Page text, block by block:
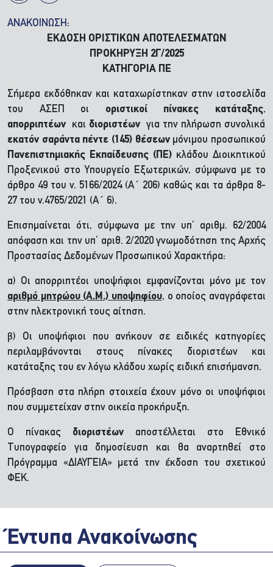
ΑΝΑΚΟΙΝΩΣΗ:
ΕΚΔΟΣΗ ΟΡΙΣΤΙΚΩΝ ΑΠΟΤΕΛΕΣΜΑΤΩΝ
ΠΡΟΚΗΡΥΞΗ 2Γ/2025
ΚΑΤΗΓΟΡΙΑ ΠΕ
Σήμερα εκδόθηκαν και καταχωρίστηκαν στην ιστοσελίδα
του ΑΣΕΠ οι οριστικοί πίνακες κατάταξης,
απορριπτέων και διοριστέων για την πλήρωση συνολικά
εκατόν σαράντα πέντε (145) θέσεωνμόνιμου προσωπικού
Πανεπιστημιακής Εκπαίδευσης (ΠΕ) κλάδου Διοικητικού
Προξενικού στο Υπουργείο Εξωτερικών, σύμφωνα με το
άρθρο 49 του ν. 5166/2024 (Α΄ 206) καθώς και τα άρθρα 8-
27 του ν.4765/2021 (Α΄ 6).
Επισημαίνεται ότι, σύμφωνα με την υπ’ αριθμ. 62/2004
απόφαση και την υπ’ αριθ. 2/2020 γνωμοδότηση της Αρχής
Προστασίας Δεδομένων Προσωπικού Χαρακτήρα:
α) Οι απορριπτέοι υποψήφιοι εμφανίζονται μόνο με τον
αριθμό μητρώου (Α.Μ.) υποψηφίου, ο οποίος αναγράφεται
στην ηλεκτρονική τους αίτηση.
β) Οι υποψήφιοι που ανήκουν σε ειδικές κατηγορίες
περιλαμβάνονται στους πίνακες διοριστέων και
κατάταξης του εν λόγω κλάδου χωρίς ειδική επισήμανση.
Πρόσβαση στα πλήρη στοιχεία έχουν μόνο οι υποψήφιοι
που συμμετείχαν στην οικεία προκήρυξη.
Ο πίνακας διοριστέων αποστέλλεται στο Εθνικό
Τυπογραφείο για δημοσίευση και θα αναρτηθεί στο
Πρόγραμμα «ΔΙΑΥΓΕΙΑ» μετά την έκδοση του σχετικού
ΦΕΚ.
Έντυπα Ανακοίνωσης